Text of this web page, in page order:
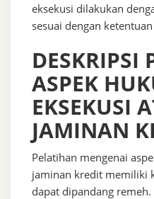
eksekusi dilakukan
sesuai dengan
DESKRIPSI
ASPEK
EKSEKUSI
JAMINAN
Pelatihan mengenai
jaminan kredit memiliki
dapat dipandang